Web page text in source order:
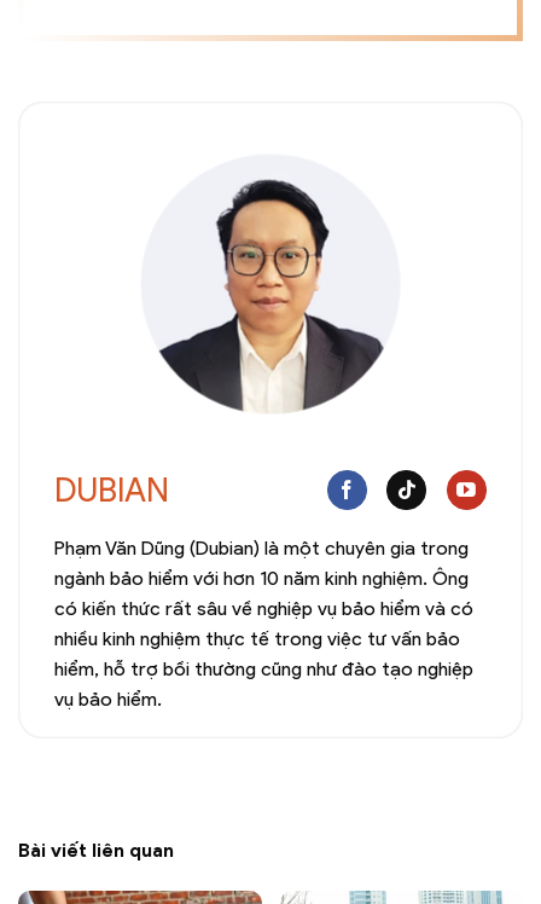
DUBIAN
Phạm Văn Dũng (Dubian) là một chuyên gia trong
ngành bảo hiểm với hơn 10 năm kinh nghiệm. Ông
có kiến thức rất sâu về nghiệp vụ bảo hiểm và có
nhiều kinh nghiệm thực tế trong việc tư vấn bảo
hiểm, hỗ trợ bồi thường cũng như đào tạo nghiệp
vụ bảo hiểm.
Bài viết liên quan